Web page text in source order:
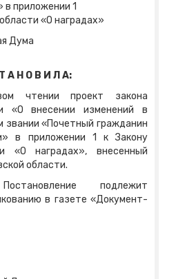
в приложении 1
«О наградах»
Дума
А Н О В И Л А:
чтении проект закона
«О внесении изменений в
звании «Почетный гражданин
в приложении 1 к Закону
«О наградах», внесенный
области.
подлежит
в газете «Документ-